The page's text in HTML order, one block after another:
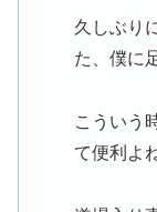
久しぶり
た、僕に
こういう
て便利よ